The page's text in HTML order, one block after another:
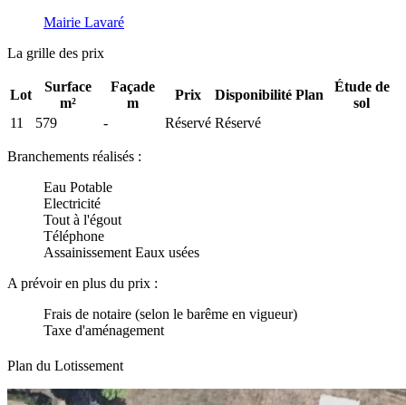
Mairie Lavaré
La grille des prix
Lot
Surface
m²
Façade
m
Prix Disponibilité Plan
Étude de
sol
11
579 - Réservé Réservé
Branchements réalisés :
Eau Potable
Electricité
Tout à l'égout
Téléphone
Assainissement Eaux usées
A prévoir en plus du prix :
Frais de notaire (selon le barême en vigueur)
Taxe d'aménagement
Plan du Lotissement